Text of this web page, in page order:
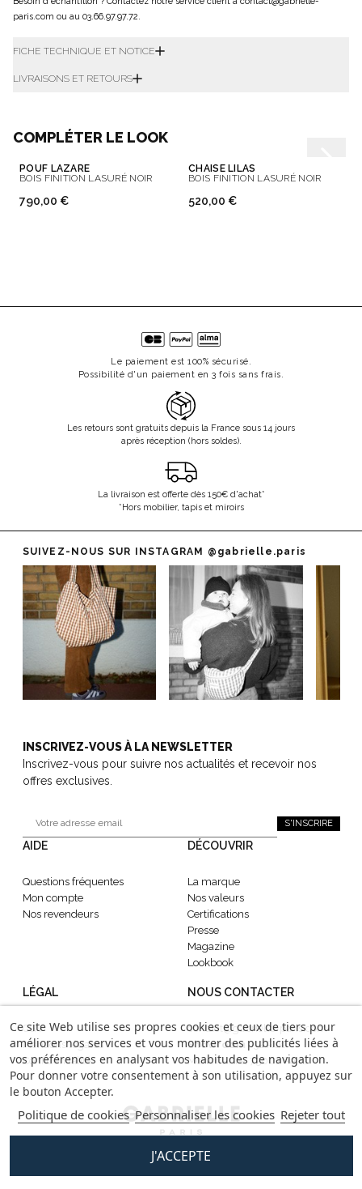
paris.com ou au 03.66.97.97.72.
FICHE TECHNIQUE ET NOTICE
LIVRAISONS ET RETOURS
COMPLÉTER LE LOOK
POUF LAZARE
BOIS FINITION LASURÉ NOIR
790,00 €
CHAISE LILAS
BOIS FINITION LASURÉ NOIR
520,00 €
Le paiement est 100% sécurisé.
Possibilité d'un paiement en 3 fois sans frais.
Les retours sont gratuits depuis la France sous 14 jours
après réception (hors soldes).
La livraison est offerte dès 150€ d'achat*
*Hors mobilier, tapis et miroirs
SUIVEZ-NOUS SUR INSTAGRAM @gabrielle.paris
INSCRIVEZ-VOUS À LA NEWSLETTER
Inscrivez-vous pour suivre nos actualités et recevoir nos
offres exclusives.
S'INSCRIRE
AIDE
Questions fréquentes
Mon compte
Nos revendeurs
DÉCOUVRIR
La marque
Nos valeurs
Certifications
Presse
Magazine
Lookbook
LÉGAL
CGV
Mentions légales
Confidentialité
NOUS CONTACTER
contact@gabrielle-paris.com
Showroom : 52 Rue
Montmartre, 75002 Paris
Ce site Web utilise ses propres cookies et ceux de tiers pour
améliorer nos services et vous montrer des publicités liées à
vos préférences en analysant vos habitudes de navigation.
Pour donner votre consentement à son utilisation, appuyez sur
le bouton Accepter.
Politique de cookies Personnaliser les cookies Rejeter tout
J'ACCEPTE